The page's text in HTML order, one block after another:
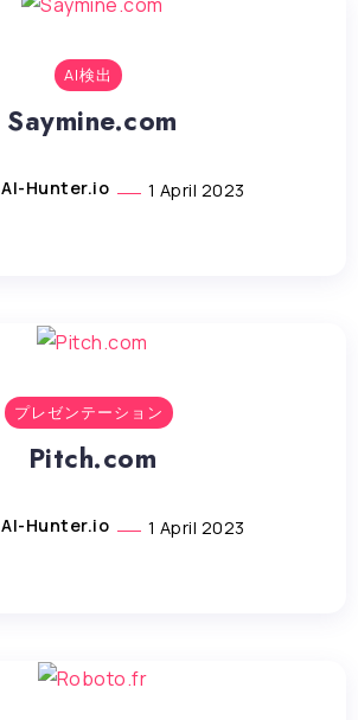
AI検出
Saymine.com
AI-Hunter.io 1 April 2023
プレゼンテーション
Pitch.com
AI-Hunter.io 1 April 2023